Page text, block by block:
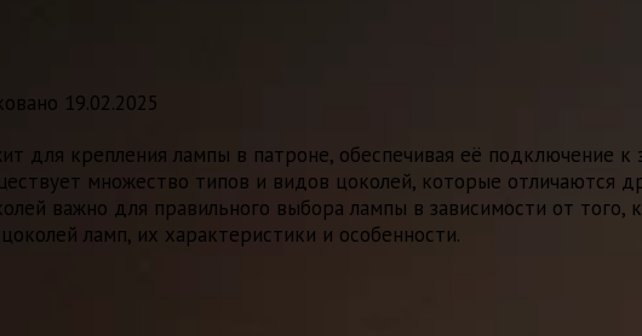
19.02.2025
для крепления лампы в патроне, обеспечивая её подключение
множество типов и видов цоколей, которые отличаются
важно для правильного выбора лампы в зависимости от того,
ламп, их характеристики и особенности.